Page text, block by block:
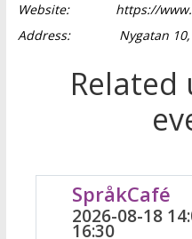
Website:
https://
Address:
Nygatan
Related
SpråkCafé
2026-08-18
16:30